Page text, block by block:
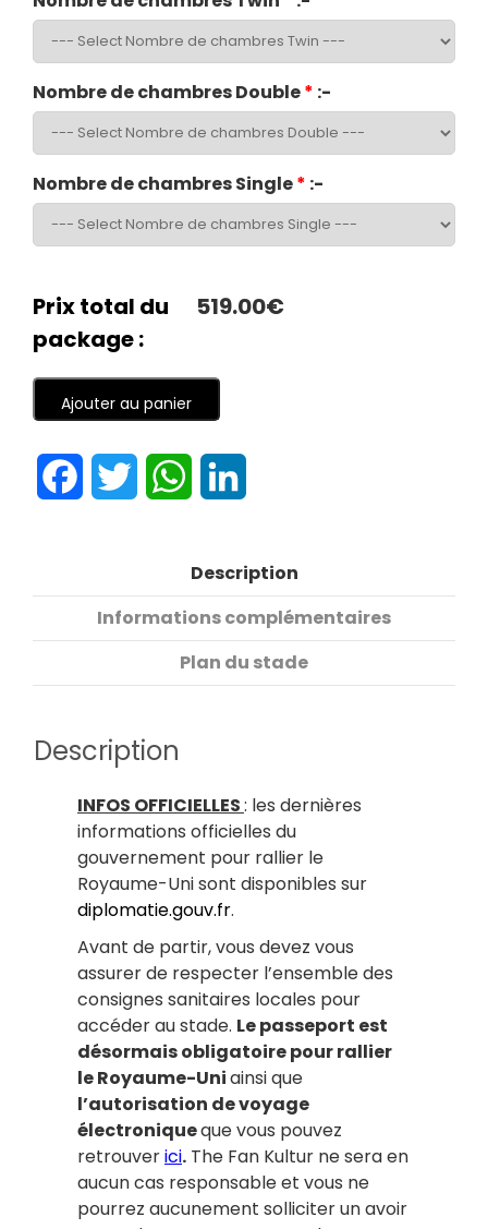
Nombre de chambres Double* :-
Nombre de chambres Single* :-
Prix total du
package :
519.00€
Ajouter au panier
FacebookTwitter WhatsApp
Description
Informations complémentaires
Plan du stade
Description
INFOS OFFICIELLES: les dernières
informations officielles du
gouvernement pour rallier le
Royaume-Uni sont disponibles sur
diplomatie.gouv.fr.
Avant de partir, vous devez vous
assurer de respecter l’ensemble des
consignes sanitaires locales pour
accéder au stade. Le passeport est
désormais obligatoire pour rallier
le Royaume-Uniainsi que
l’autorisation de voyage
électroniqueque vous pouvez
retrouverici. The Fan Kultur ne sera en
aucun cas responsable et vous ne
pourrez aucunement solliciter un avoir